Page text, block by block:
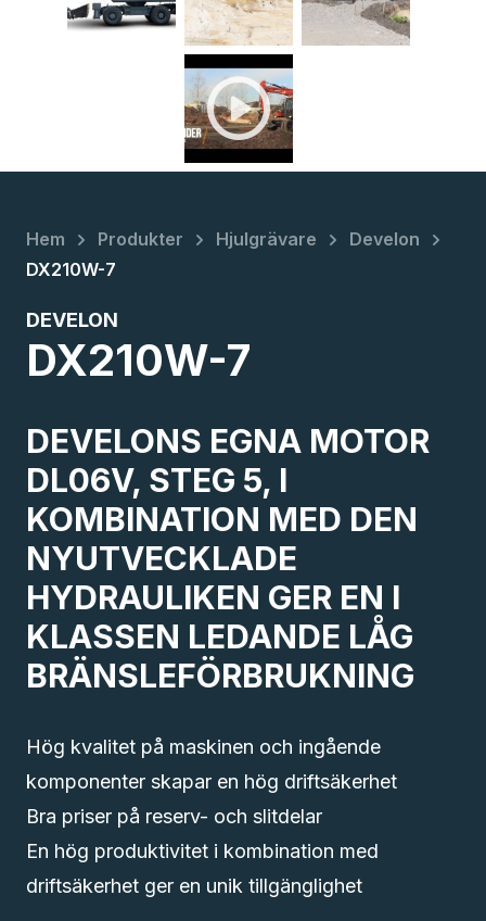
Hem chevron_right Produkter chevron_right Hjulgrävare chevron_right Develon chevron_right
DX210W-7
DEVELON
DX210W-7
DEVELONS EGNA MOTOR
DL06V, STEG 5, I
KOMBINATION MED DEN
NYUTVECKLADE
HYDRAULIKEN GER EN I
KLASSEN LEDANDE LÅG
BRÄNSLEFÖRBRUKNING
Hög kvalitet på maskinen och ingående
komponenter skapar en hög driftsäkerhet
Bra priser på reserv- och slitdelar
En hög produktivitet i kombination med
driftsäkerhet ger en unik tillgänglighet
play_circle